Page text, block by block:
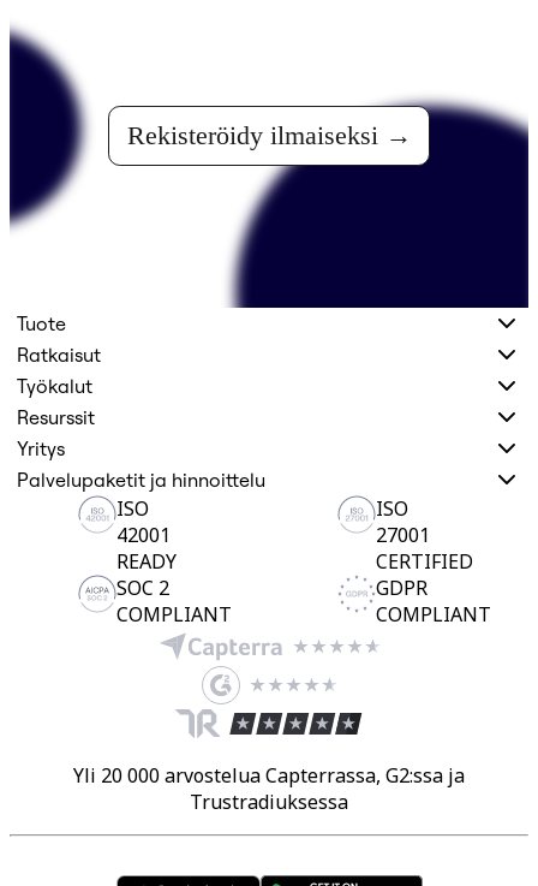
Rekisteröidy ilmaiseksi
Tuote
Ratkaisut
Työkalut
Resurssit
Yritys
Palvelupaketit ja hinnoittelu
ISO
42001
READY
ISO
27001
CERTIFIED
SOC 2
COMPLIANT
GDPR
COMPLIANT
Yli 20 000 arvostelua Capterrassa, G2:ssa ja
Trustradiuksessa